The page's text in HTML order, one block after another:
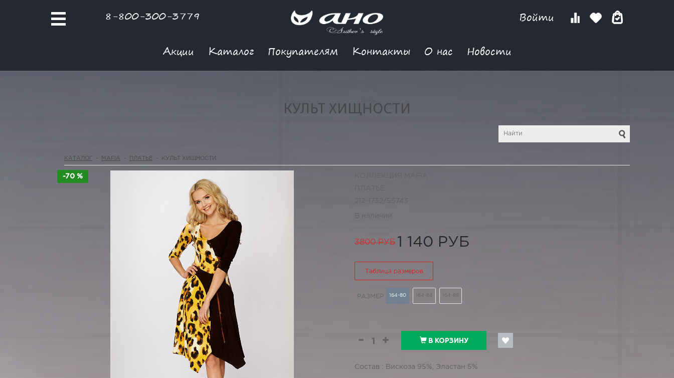
8-800-300-3779 Войти
Акции Каталог Покупателям Контакты О нас Новости
КУЛЬТ ХИЩНОСТИ
КАТАЛОГ - MAFIA - ПЛАТЬЕ - КУЛЬТ ХИЩНОСТИ
-70 %
ПЛАТЬЕ
212-1732/55743
В наличии
3800 РУБ 1 140 РУБ
Таблица размеров
РАЗМЕР 164-80 164-84 164-88
В КОРЗИНУ
Состав : Вискоза 95%, Эластан 5%